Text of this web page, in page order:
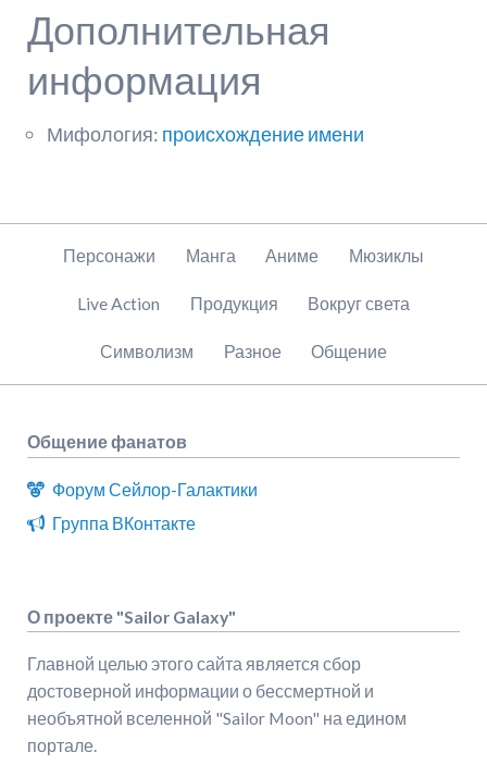
Дополнительная
информация
Мифология: происхождение имени
Пропустить
Персонажи Манга Аниме Мюзиклы
Live Action Продукция Вокруг света
Символизм Разное Общение
Общение фанатов
Форум Сейлор-Галактики
Группа ВКонтакте
О проекте "Sailor Galaxy"
Главной целью этого сайта является сбор
достоверной информации о бессмертной и
необъятной вселенной "Sailor Moon" на едином
портале.